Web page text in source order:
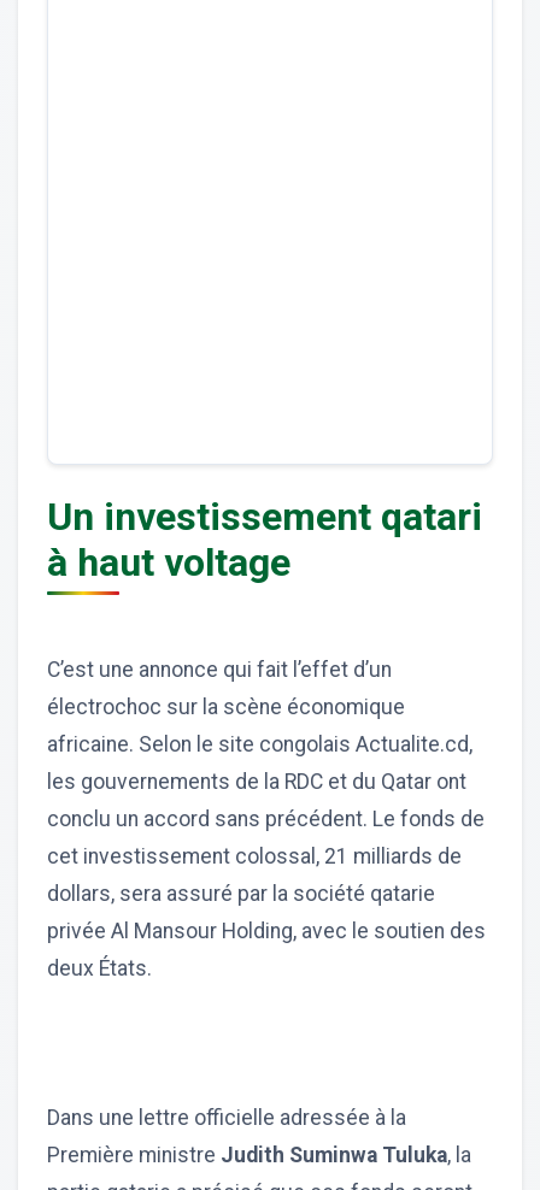
Un investissement qatari
à haut voltage
C’est une annonce qui fait l’effet d’un
électrochoc sur la scène économique
africaine. Selon le site congolais Actualite.cd,
les gouvernements de la RDC et du Qatar ont
conclu un accord sans précédent. Le fonds de
cet investissement colossal, 21 milliards de
dollars, sera assuré par la société qatarie
privée Al Mansour Holding, avec le soutien des
deux États.
Dans une lettre officielle adressée à la
Première ministre Judith Suminwa Tuluka, la